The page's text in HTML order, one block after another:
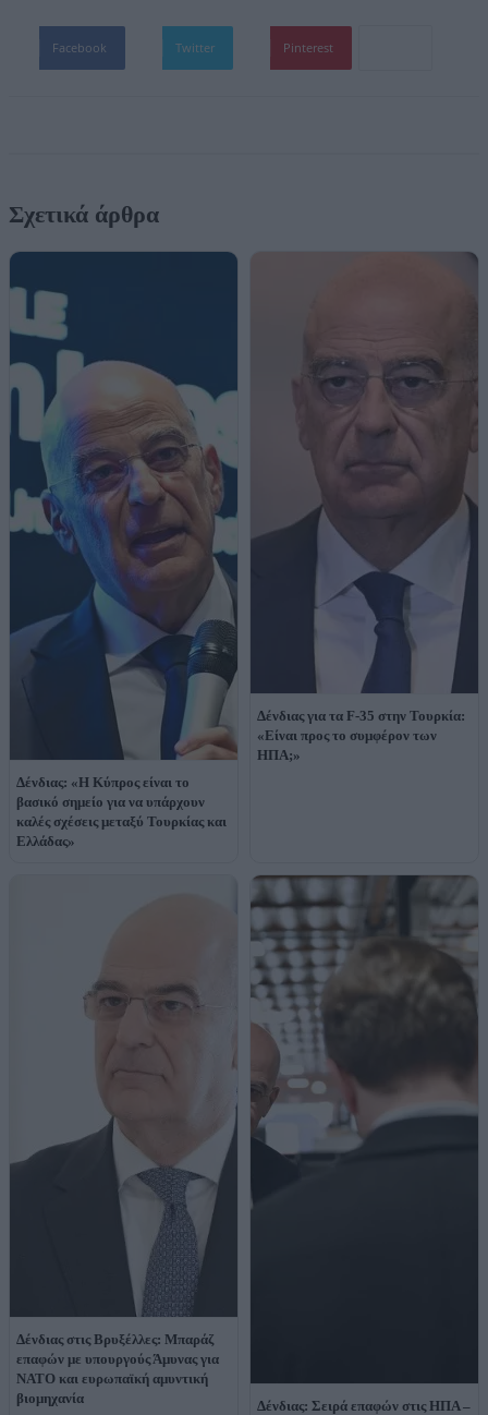
Facebook Twitter Pinterest
Σχετικά άρθρα
Δένδιας: «Η Κύπρος είναι το
βασικό σημείο για να υπάρχουν
καλές σχέσεις μεταξύ Τουρκίας και
Ελλάδας»
Δένδιας για τα F-35 στην Τουρκία:
«Είναι προς το συμφέρον των
ΗΠΑ;»
Δένδιας στις Βρυξέλλες: Μπαράζ
επαφών με υπουργούς Άμυνας για
ΝΑΤΟ και ευρωπαϊκή αμυντική
βιομηχανία
Δένδιας: Σειρά επαφών στις ΗΠΑ –